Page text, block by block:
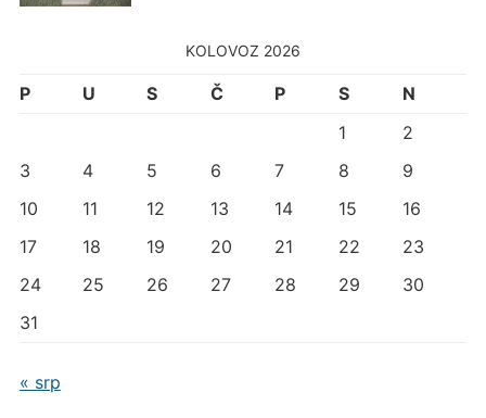
KOLOVOZ 2026
P U S Č P S
N
1
2
3
4 5 6 7 8
9
10
11 12 13 14 15
16
17
18 19 20 21 22
23
24
25 26 27 28 29
30
31
« srp